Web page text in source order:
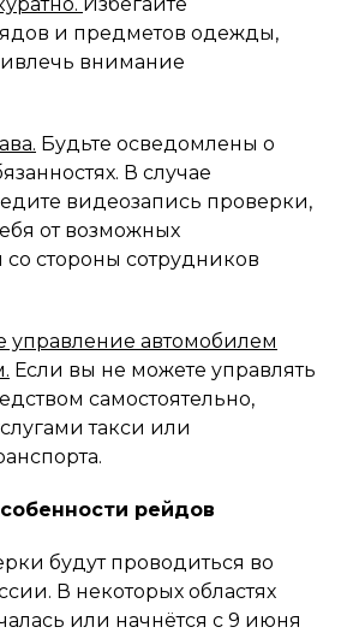
и предметов одежды,
внимание
Будьте осведомлены о
В случае
видеозапись проверки,
от возможных
стороны сотрудников
управление автомобилем
Если вы не можете управлять
самостоятельно,
такси или
рейдов
будут проводиться во
В некоторых областях
или начнётся с 9 июня